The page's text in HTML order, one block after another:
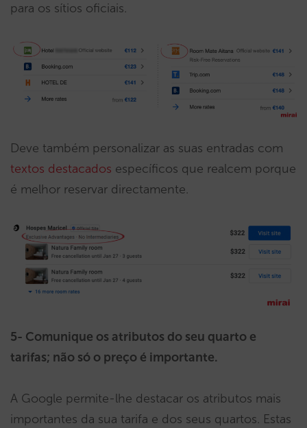
para os sítios oficiais.
Deve também personalizar as suas entradas com
textos destacados específicos que realcem porque
é melhor reservar directamente.
5- Comunique os atributos do seu quarto e
tarifas; não só o preço é importante.
A Google permite-lhe destacar os atributos mais
importantes da sua tarifa e dos seus quartos. Estas